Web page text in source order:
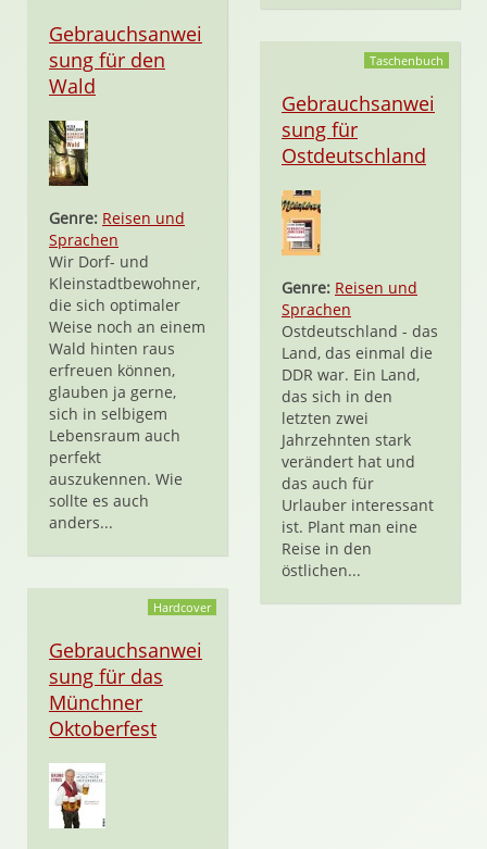
Gebrauchsanwei
sung für den
Wald
Genre: Reisen und
Sprachen
Wir Dorf- und
Kleinstadtbewohner,
die sich optimaler
Weise noch an einem
Wald hinten raus
erfreuen können,
glauben ja gerne,
sich in selbigem
Lebensraum auch
perfekt
auszukennen. Wie
sollte es auch
anders...
Taschenbuch
Gebrauchsanwei
sung für
Ostdeutschland
Genre: Reisen und
Sprachen
Ostdeutschland - das
Land, das einmal die
DDR war. Ein Land,
das sich in den
letzten zwei
Jahrzehnten stark
verändert hat und
das auch für
Urlauber interessant
ist. Plant man eine
Reise in den
östlichen...
Hardcover
Gebrauchsanwei
sung für das
Münchner
Oktoberfest